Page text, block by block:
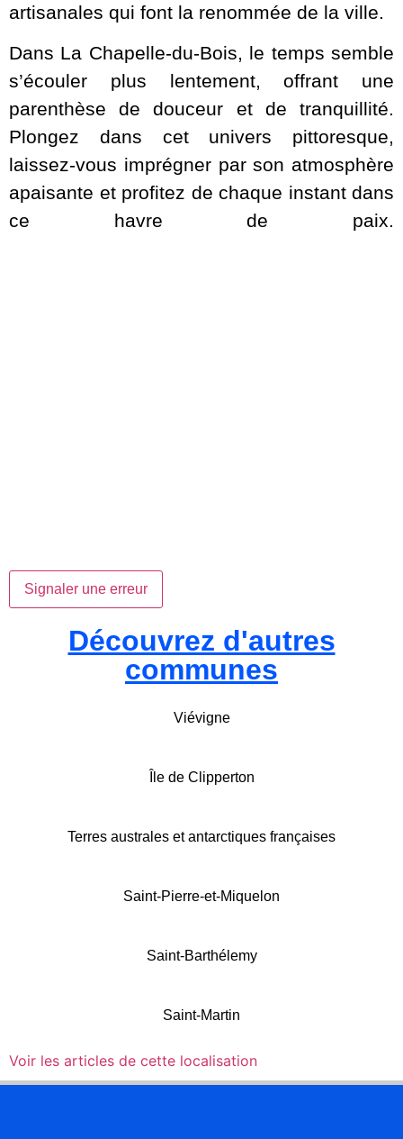
artisanales qui font la renommée de la ville.
Dans La Chapelle-du-Bois, le temps semble
s’écouler plus lentement, offrant une
parenthèse de douceur et de tranquillité.
Plongez dans cet univers pittoresque,
laissez-vous imprégner par son atmosphère
apaisante et profitez de chaque instant dans
ce havre de paix.
Signaler une erreur
Découvrez d'autres
communes
Viévigne
Île de Clipperton
Terres australes et antarctiques françaises
Saint-Pierre-et-Miquelon
Saint-Barthélemy
Saint-Martin
Voir les articles de cette localisation